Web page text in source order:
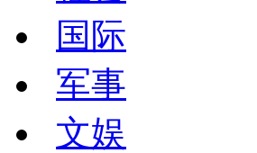
国际
军事
文娱